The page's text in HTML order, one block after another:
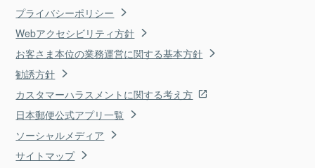
プライバシーポリシー
Webアクセシビリティ方針
お客さま本位の業務運営に関する基本方針
勧誘方針
カスタマーハラスメントに関する考え方
日本郵便公式アプリ一覧
ソーシャルメディア
サイトマップ